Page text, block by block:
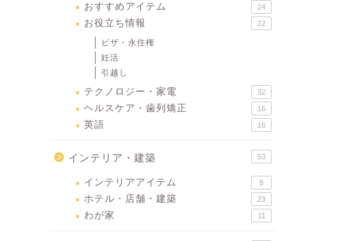
おすすめアイテム 24
お役立ち情報 22
ビザ・永住権
妊活
引越し
テクノロジー・家電 32
ヘルスケア・歯列矯正 16
英語 16
インテリア・建築 53
インテリアアイテム 8
ホテル・店舗・建築 23
わが家 11